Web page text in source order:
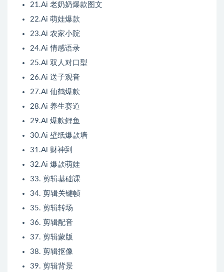
21.Ai 老奶奶爆款图文
22.Ai 萌娃爆款
23.Ai 农家小院
24.Ai 情感语录
25.Ai 双人对口型
26.Ai 送子观音
27.Ai 仙鹤爆款
28.Ai 养生赛道
29.Ai 爆款鲤鱼
30.Ai 壁纸爆款墙
31.Ai 财神到
32.Ai 爆款萌娃
33. 剪辑基础课
34. 剪辑关键帧
35. 剪辑转场
36. 剪辑配音
37. 剪辑蒙版
38. 剪辑抠像
39. 剪辑背景